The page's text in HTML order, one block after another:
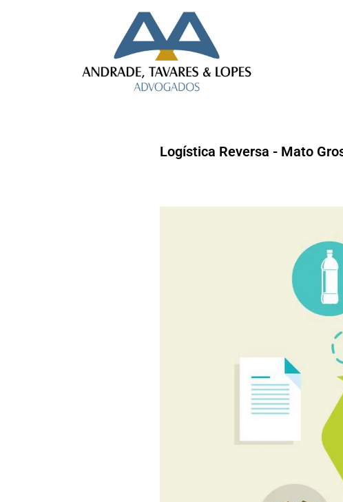
Logística Reversa - Mato